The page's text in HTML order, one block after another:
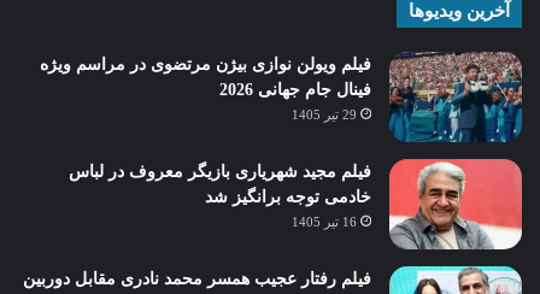
آخرین ویدیوها
فیلم ویولن نوازی بیژن مرتضوی در مراسم ویژه
فینال جام جهانی 2026
29 تیر 1405
فیلم مجید شهریاری بازیگر معروف در لباس
خادمی توجه برانگیز شد
16 تیر 1405
فیلم رفتار عجیب همسر محمد نادری مقابل دوربین